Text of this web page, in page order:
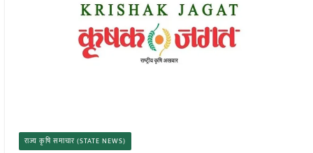
राज्य कृषि समाचार (STATE NEWS)